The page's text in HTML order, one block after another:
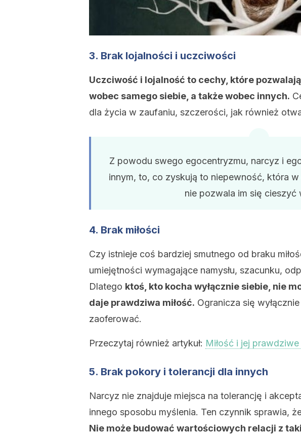
3. Brak lojalności i uczciwości
Uczciwość i lojalność to cechy, które
wobec samego siebie, a także wobec innych.
dla życia w zaufaniu, szczerości, jak również
Z powodu swego egocentryzmu, narcyz i
innym, to, co zyskują to niepewność, która
nie pozwala im się cieszyć
4. Brak miłości
Czy istnieje coś bardziej smutnego od braku
umiejętności wymagające namysłu, szacunku,
Dlatego ktoś, kto kocha wyłącznie siebie, nie
daje prawdziwa miłość. Ogranicza się
zaoferować.
Przeczytaj również artykuł: Miłość i jej
5. Brak pokory i tolerancji dla innych
Narcyz nie znajduje miejsca na tolerancję i
innego sposobu myślenia. Ten czynnik sprawia,
Nie może budować wartościowych relacji z